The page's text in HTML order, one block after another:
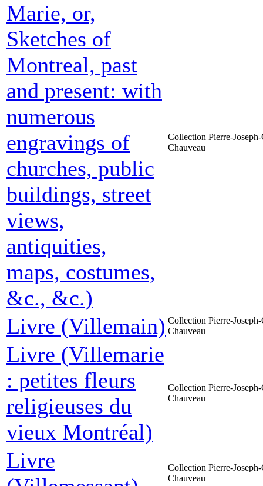
Marie, or,
Sketches of
Montreal, past
and present: with
numerous
engravings of
churches, public
buildings, street
views,
antiquities,
maps, costumes,
&c., &c.)
Collection Pierre-
Chauveau
Livre (Villemain) Collection Pierre-
Chauveau
Livre (Villemarie
: petites fleurs
religieuses du
vieux Montréal)
Collection Pierre-
Chauveau
Livre
Collection Pierre-
Chauveau